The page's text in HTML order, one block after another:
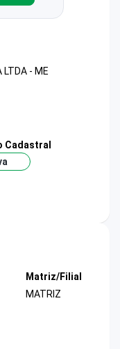
LTDA - ME
Cadastral
Matriz/Filial
MATRIZ